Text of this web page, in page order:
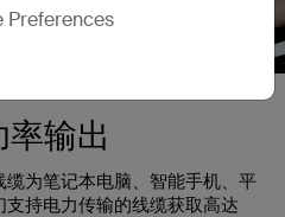
Preferences
输出
为笔记本电脑、智能手机、平
持电力传输的线缆获取高达